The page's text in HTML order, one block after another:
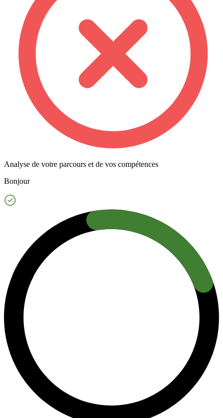
Analyse de votre parcours et de vos compétences
Bonjour